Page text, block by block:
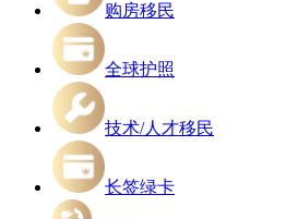
购房移民
全球护照
技术/人才移民
长签绿卡